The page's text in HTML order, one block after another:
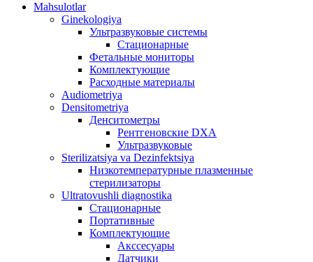
Mahsulotlar
Ginekologiya
Ультразвуковые системы
Стационарные
Фетальные мониторы
Комплектующие
Расходные материалы
Audiometriya
Densitometriya
Денситометры
Рентгеновские DXA
Ультразвуковые
Sterilizatsiya va Dezinfektsiya
Низкотемпературные плазменные
стерилизаторы
Ultratovushli diagnostika
Стационарные
Портативные
Комплектующие
Акссесуары
Датчики